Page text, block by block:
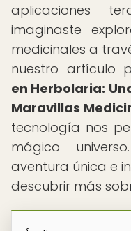
aplicaciones
imaginaste
medicinales a
nuestro artículo
en Herbolaria:
Maravillas
tecnología nos
mágico
aventura única e
descubrir más